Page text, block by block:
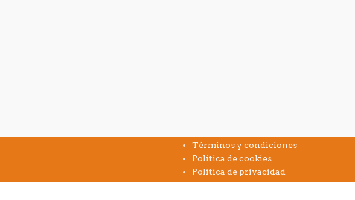
Términos y condiciones
Política de cookies
Política de privacidad
Aviso legal